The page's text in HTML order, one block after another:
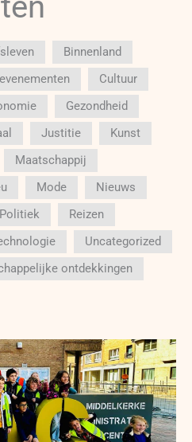
Binnenland
Cultuur
Gezondheid
Justitie
Kunst
Maatschappij
Mode
Nieuws
Politiek
Reizen
Uncategorized
ontdekkingen